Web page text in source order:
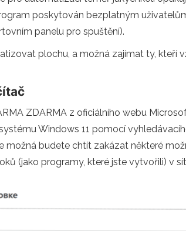
poskytován bezplatným
panelu pro spuštění).
plochu, a možná zajímat ty, kteří
ZDARMA z oficiálního webu
Windows 11 pomocí
budete chtít zakázat některé
(jako programy, které jste vytvořili) v